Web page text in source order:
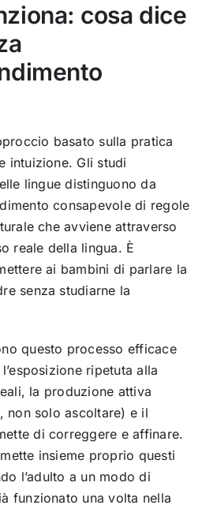
cosa dice
basato sulla pratica
intuizione. Gli studi
lingue distinguono da
consapevole di regole
che avviene attraverso
reale della lingua. È
ai bambini di parlare la
senza studiarne la
questo processo efficace
ripetuta alla
la produzione attiva
non solo ascoltare) e il
di correggere e affinare.
insieme proprio questi
l’adulto a un modo di
funzionato una volta nella